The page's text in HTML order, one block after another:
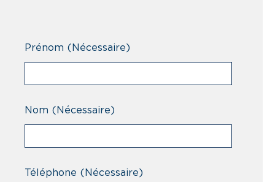
Prénom (Nécessaire)
Nom (Nécessaire)
Téléphone (Nécessaire)